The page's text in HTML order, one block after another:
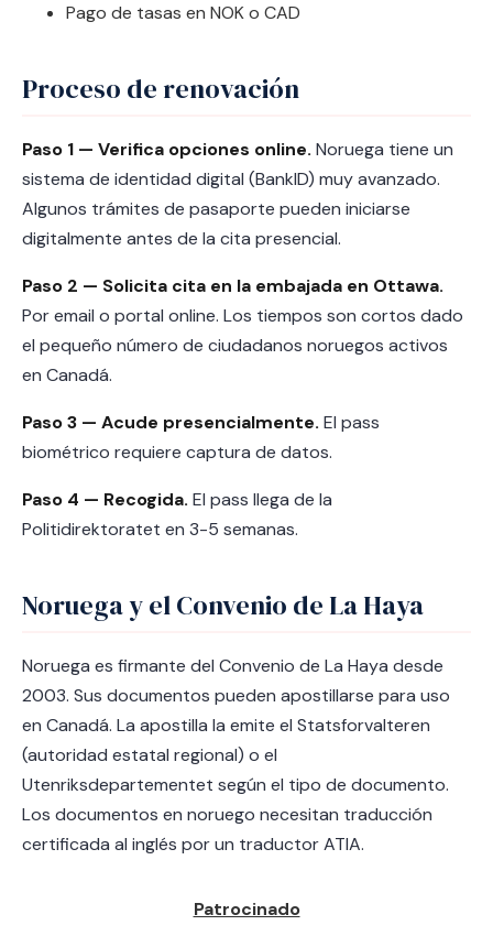
Pago de tasas en NOK o CAD
Proceso de renovación
Paso 1 — Verifica opciones online. Noruega tiene un
sistema de identidad digital (BankID) muy avanzado.
Algunos trámites de pasaporte pueden iniciarse
digitalmente antes de la cita presencial.
Paso 2 — Solicita cita en la embajada en Ottawa.
Por email o portal online. Los tiempos son cortos dado
el pequeño número de ciudadanos noruegos activos
en Canadá.
Paso 3 — Acude presencialmente. El pass
biométrico requiere captura de datos.
Paso 4 — Recogida. El pass llega de la
Politidirektoratet en 3-5 semanas.
Noruega y el Convenio de La Haya
Noruega es firmante del Convenio de La Haya desde
2003. Sus documentos pueden apostillarse para uso
en Canadá. La apostilla la emite el Statsforvalteren
(autoridad estatal regional) o el
Utenriksdepartementet según el tipo de documento.
Los documentos en noruego necesitan traducción
certificada al inglés por un traductor ATIA.